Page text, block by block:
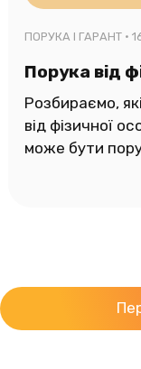
ПОРУКА І ГАРАНТ ·
Порука від
Розбираємо,
від фізичної
може бути